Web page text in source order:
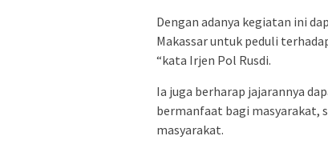
Dengan adanya kegiatan ini
Makassar untuk peduli
“kata Irjen Pol Rusdi.
Ia juga berharap jajarannya
bermanfaat bagi masyarakat,
masyarakat.